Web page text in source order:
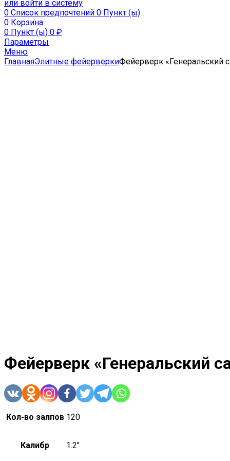
или войти в систему
0 Список предпочтений 0 Пункт (ы)
0 Корзина
0 Пункт (ы) 0 ₽
Параметры
Меню
ГлавнаяЭлитные фейерверкиФейерверк «Генеральский
Фейерверк «Генеральский
Кол-во залпов 120
Калибр 1.2"